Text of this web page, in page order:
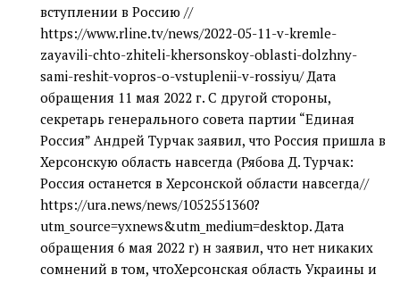
вступлении в Россию //
https://www.rline.tv/news/2022-05-11-v-kremle-
zayavili-chto-zhiteli-khersonskoy-oblasti-dolzhny-
sami-reshit-vopros-o-vstuplenii-v-rossiyu/ Дата
обращения 11 мая 2022 г. С другой стороны,
секретарь генерального совета партии “Единая
Россия” Андрей Турчак заявил, что Россия пришла в
Херсонскую область навсегда (Рябова Д. Турчак:
Россия останется в Херсонской области навсегда//
https://ura.news/news/1052551360?
utm_source=yxnews&utm_medium=desktop. Дата
обращения 6 мая 2022 г) н заявил, что нет никаких
сомнений в том, чтоХерсонская область Украины и